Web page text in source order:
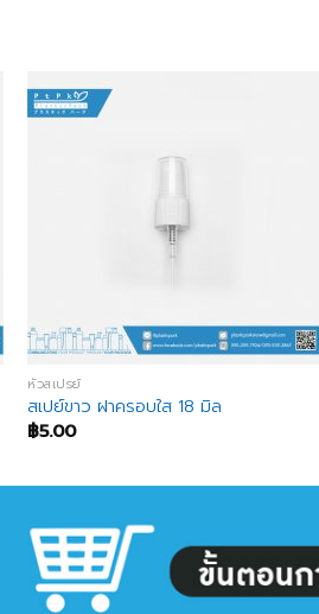
หัวสเปรย์
สเปย์ขาว ฝาครอบใส 18 มิล
฿5.00